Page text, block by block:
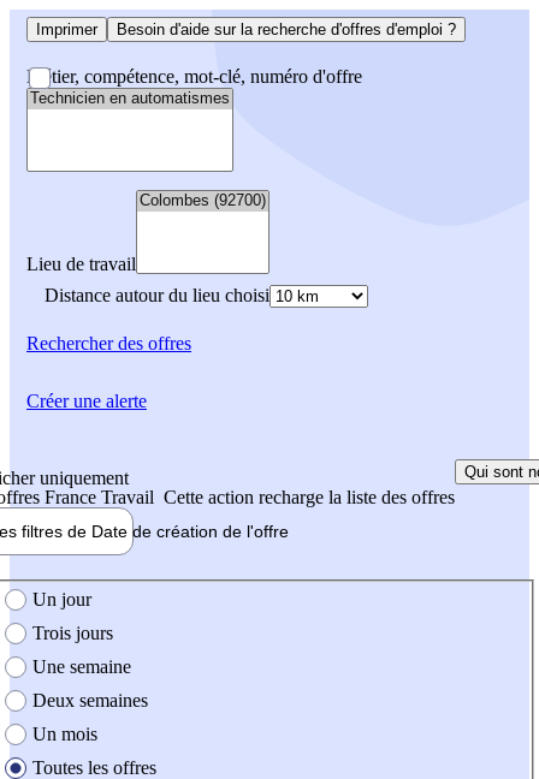
Imprimer Besoin d'aide sur la recherche d'offres d'emploi ?
Métier, compétence, mot-clé, numéro d'offre
Lieu de travail
Distance autour du lieu choisi
Rechercherdes offres
uniquement
France Travail Cette action recharge la liste des offres
Qui sont
filtres de Date de création de l'offre
création de l'offre
Un jour
Trois jours
Une semaine
Deux semaines
Un mois
Toutes les offres
Créer une alerte